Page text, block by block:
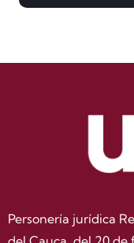
Personería jurídica